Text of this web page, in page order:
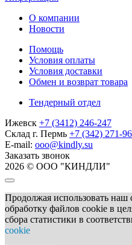
О компании
Новости
Помощь
Условия оплаты
Условия доставки
Обмен и возврат товара
Тендерный отдел
Ижевск +7 (3412) 246-247
Склад г. Пермь +7 (342) 271-
E-mail: ooo@kindly.su
Заказать звонок
2026 © ООО "КИНДЛИ"
Продолжая использовать наш
обработку файлов cookie в
сбора статистики в
cookie